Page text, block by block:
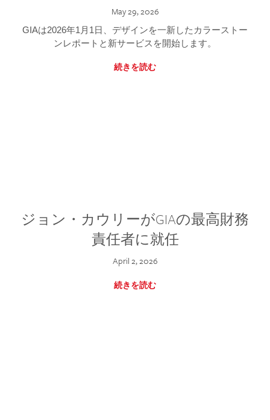
May 29, 2026
GIAは2026年1月1日、デザインを一新したカラーストー
ンレポートと新サービスを開始します。
続きを読む
ジョン・カウリーがGIAの最高財務
責任者に就任
April 2, 2026
続きを読む